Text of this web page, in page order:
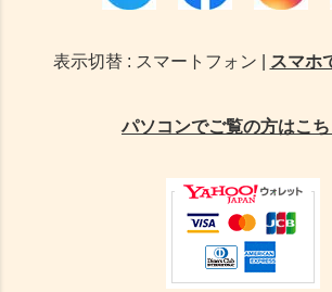
表示切替 : スマートフォン | スマホ
パソコンでご覧の方はこち